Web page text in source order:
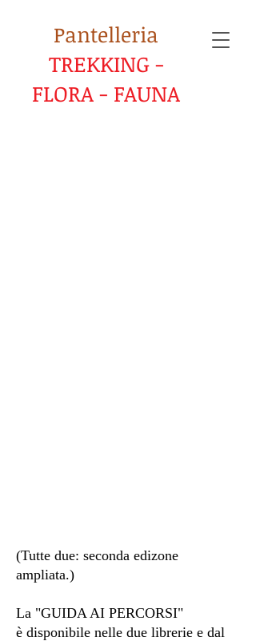
Pantelleria
TREKKING -
FLORA - FAUNA
(Tutte due: seconda edizone
ampliata.)
La "GUIDA AI PERCORSI"
è disponibile nelle due librerie e dal